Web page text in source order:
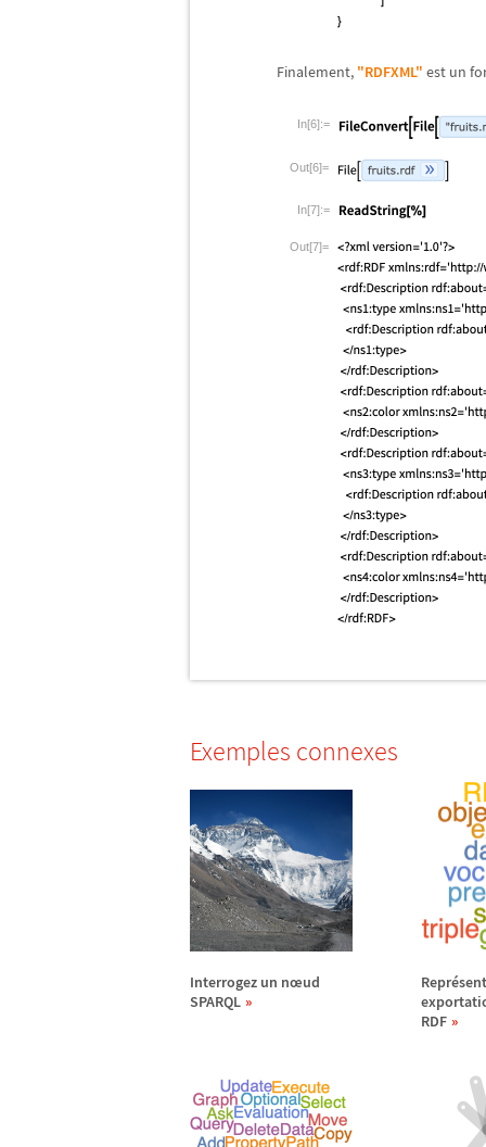
Finalement, "RDFXML" est un
In[6]:=
Out[6]=
In[7]:=
Out[7]=
Exemples connexes
Interrogez un nœud
SPARQL
Repré
RDF